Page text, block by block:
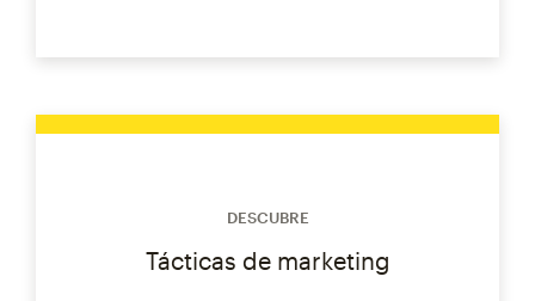
DESCUBRE
Tácticas de marketing